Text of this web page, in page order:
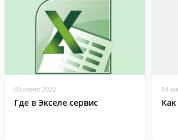
03 июня 2022
Где в Экселе сервис
04